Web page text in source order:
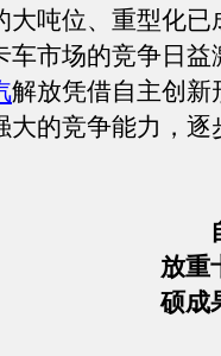
大吨位、重型化已
车市场的竞争日益
解放凭借自主创新
大的竞争能力，逐
放重
硕成